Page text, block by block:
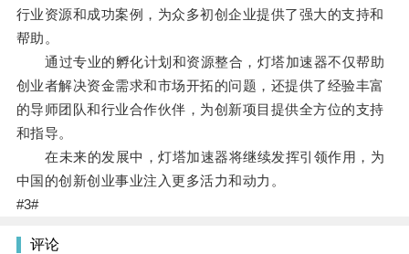
行业资源和成功案例，为众多初创企业提供了强大的支持和
帮助。
通过专业的孵化计划和资源整合，灯塔加速器不仅帮助
创业者解决资金需求和市场开拓的问题，还提供了经验丰富
的导师团队和行业合作伙伴，为创新项目提供全方位的支持
和指导。
在未来的发展中，灯塔加速器将继续发挥引领作用，为
中国的创新创业事业注入更多活力和动力。
#3#
评论